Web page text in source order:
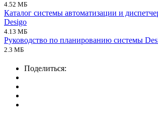
4.52 МБ
Каталог системы автоматизации и
Desigo
4.13 МБ
Руководство по планированию системы
2.3 МБ
Поделиться: